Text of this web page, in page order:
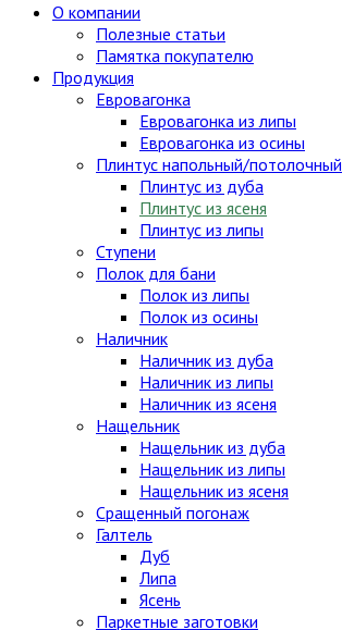
О компании
Полезные статьи
Памятка покупателю
Продукция
Евровагонка
Евровагонка из липы
Евровагонка из осины
Плинтус напольный/потолочный
Плинтус из дуба
Плинтус из ясеня
Плинтус из липы
Ступени
Полок для бани
Полок из липы
Полок из осины
Наличник
Наличник из дуба
Наличник из липы
Наличник из ясеня
Нащельник
Нащельник из дуба
Нащельник из липы
Нащельник из ясеня
Сращенный погонаж
Галтель
Дуб
Липа
Ясень
Паркетные заготовки